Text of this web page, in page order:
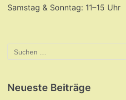
Samstag & Sonntag: 11–15 Uhr
Neueste Beiträge